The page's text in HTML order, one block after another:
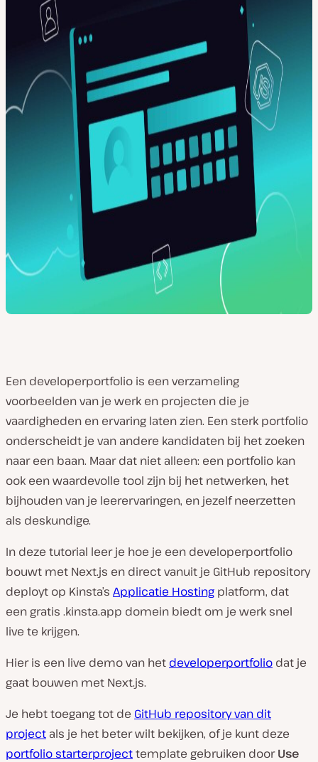
Een developerportfolio is een verzameling
voorbeelden van je werk en projecten die je
vaardigheden en ervaring laten zien. Een sterk portfolio
onderscheidt je van andere kandidaten bij het zoeken
naar een baan. Maar dat niet alleen: een portfolio kan
ook een waardevolle tool zijn bij het netwerken, het
bijhouden van je leerervaringen, en jezelf neerzetten
als deskundige.
In deze tutorial leer je hoe je een developerportfolio
bouwt met Next.js en direct vanuit je GitHub repository
deployt op Kinsta’s Applicatie Hosting platform, dat
een gratis .kinsta.app domein biedt om je werk snel
live te krijgen.
Hier is een live demo van het developerportfolio dat je
gaat bouwen met Next.js.
Je hebt toegang tot de GitHub repository van dit
project als je het beter wilt bekijken, of je kunt deze
portfolio starterprojecttemplate gebruiken doorUse